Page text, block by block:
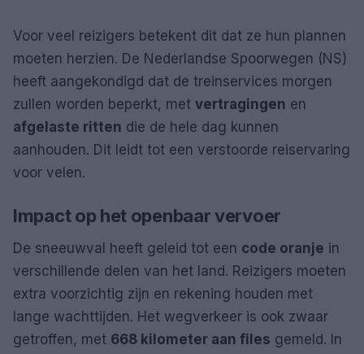
Voor veel reizigers betekent dit dat ze hun plannen
moeten herzien. De Nederlandse Spoorwegen (NS)
heeft aangekondigd dat de treinservices morgen
zullen worden beperkt, met vertragingen en
afgelaste ritten die de hele dag kunnen
aanhouden. Dit leidt tot een verstoorde reiservaring
voor velen.
Impact op het openbaar vervoer
De sneeuwval heeft geleid tot een code oranje in
verschillende delen van het land. Reizigers moeten
extra voorzichtig zijn en rekening houden met
lange wachttijden. Het wegverkeer is ook zwaar
getroffen, met 668 kilometer aan files gemeld. In